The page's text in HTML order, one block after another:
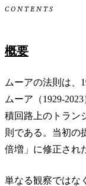
CONTENTS
概要
ムーアの法則は、
ムーア（1929-
積回路上のトラン
則である。当初の
倍増」に修正され
単なる観察ではな